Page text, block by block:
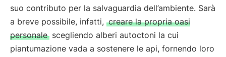
suo contributo per la salvaguardia dell’ambiente. Sarà
a breve possibile, infatti, creare la propria oasi
personale scegliendo alberi autoctoni la cui
piantumazione vada a sostenere le api, fornendo loro